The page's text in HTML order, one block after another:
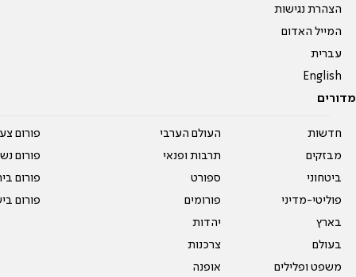
הצהרת נגישות
המייל האדום
עברית
English
מדורים
חדשות
מבזקים
ביטחוני
פוליטי-מדיני
בארץ
בעולם
משפט ופלילים
העולם הערבי
תרבות ופנאי
ספורט
פורומים
יהדות
צרכנות
אופנה
פורום
פורום
פורום
פורום